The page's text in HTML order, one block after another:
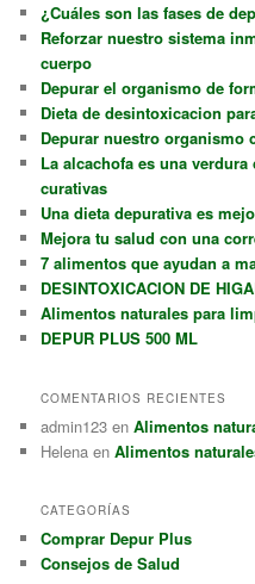
¿Cuáles son las fases de
Reforzar nuestro sistema
cuerpo
Depurar el organismo de
Dieta de desintoxicacion
Depurar nuestro organismo
La alcachofa es una
curativas
Una dieta depurativa es
Mejora tu salud con una
7 alimentos que ayudan a
DESINTOXICACION DE
Alimentos naturales para
DEPUR PLUS 500 ML
COMENTARIOS RECIENTES
admin123 enAlimentos
Helena enAlimentos
CATEGORÍAS
Comprar Depur Plus
Consejos de Salud